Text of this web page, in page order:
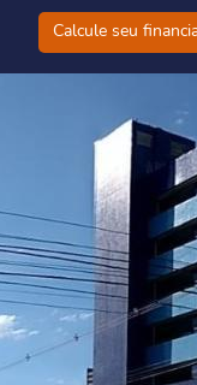
Calcule seu